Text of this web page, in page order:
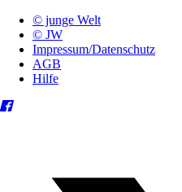
© junge Welt
© JW
Impressum/Datenschutz
AGB
Hilfe